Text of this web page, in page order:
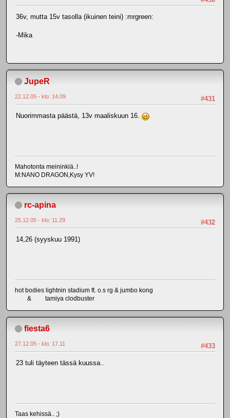
36v, mutta 15v tasolla (ikuinen teini) :mrgreen:
-Mika
JupeR
#431
22.12.05 - klo: 14.09
Nuorimmasta päästä, 13v maaliskuun 16.
Mahotonta meininkiä..!
M:NANO DRAGON,Kysy YV!
rc-apina
#432
25.12.05 - klo: 11.29
14,26 (syyskuu 1991)
hot bodies lightnin stadium ft. o.s rg & jumbo kong
& tamiya clodbuster
fiesta6
#433
27.12.05 - klo: 17.11
23 tuli täyteen tässä kuussa..
Taas kehissä.. ;)